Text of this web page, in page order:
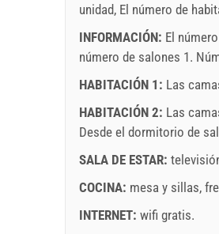
unidad, El número de
INFORMACIÓN: El
número de salones 1.
HABITACIÓN 1: Las
HABITACIÓN 2: Las
Desde el dormitorio de
SALA DE ESTAR:
COCINA: mesa y sillas,
INTERNET: wifi gratis.